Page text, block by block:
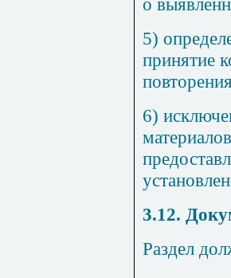
5)
принятие
6)
3.12.
Раздел